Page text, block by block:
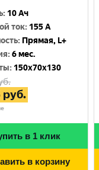
: 10 Ач
ток: 155 A
: Прямая, L+
:6 мес.
: 150x70x130
руб.
в 1 клик
в корзину